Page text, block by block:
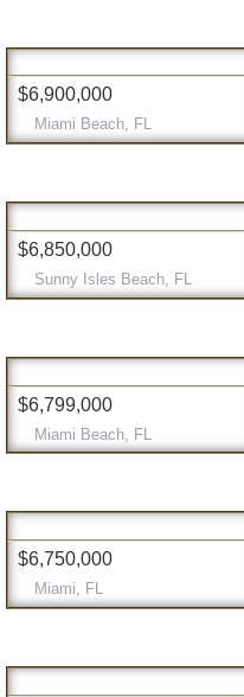
$6,900,000
Miami Beach, FL
$6,850,000
Sunny Isles Beach, FL
$6,799,000
Miami Beach, FL
$6,750,000
Miami, FL